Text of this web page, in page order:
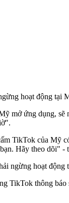
hoạt động tại
mở ứng dụng, sẽ
TikTok của Mỹ
Hãy theo dõi" -
ngừng hoạt động
TikTok thông